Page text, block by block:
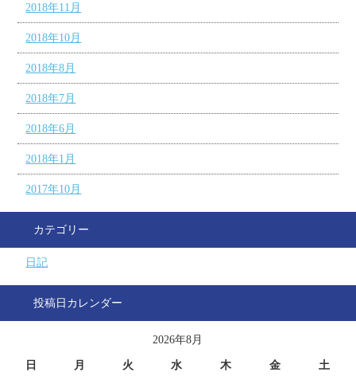
2018年11月
2018年10月
2018年8月
2018年7月
2018年6月
2018年1月
2017年10月
カテゴリー
日記
投稿日カレンダー
2026年8月
日 月 火 水 木 金 土